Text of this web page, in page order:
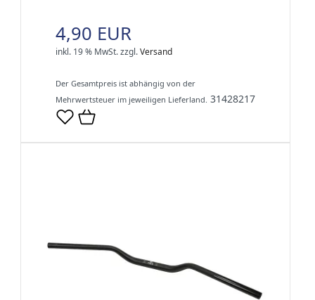
4,90 EUR
inkl. 19 % MwSt.zzgl.Versand
Der Gesamtpreis ist abhängig von der
Mehrwertsteuer im jeweiligen Lieferland. 31428217